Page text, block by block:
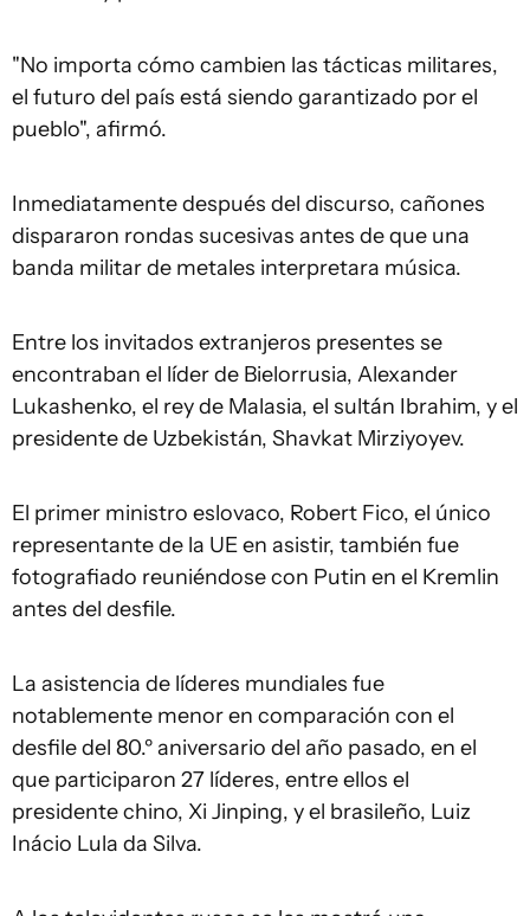
"No importa cómo cambien las tácticas militares,
el futuro del país está siendo garantizado por el
pueblo", afirmó.
Inmediatamente después del discurso, cañones
dispararon rondas sucesivas antes de que una
banda militar de metales interpretara música.
Entre los invitados extranjeros presentes se
encontraban el líder de Bielorrusia, Alexander
Lukashenko, el rey de Malasia, el sultán Ibrahim, y el
presidente de Uzbekistán, Shavkat Mirziyoyev.
El primer ministro eslovaco, Robert Fico, el único
representante de la UE en asistir, también fue
fotografiado reuniéndose con Putin en el Kremlin
antes del desfile.
La asistencia de líderes mundiales fue
notablemente menor en comparación con el
desfile del 80.º aniversario del año pasado, en el
que participaron 27 líderes, entre ellos el
presidente chino, Xi Jinping, y el brasileño, Luiz
Inácio Lula da Silva.